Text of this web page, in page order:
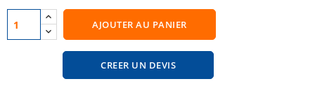
AJOUTER AU PANIER
CREER UN DEVIS